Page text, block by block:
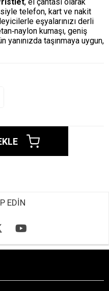
telefon, kart ve nakit
eşyalarınızı derli
kumaşı, geniş
yanınızda taşınmaya uygun,
EDİN